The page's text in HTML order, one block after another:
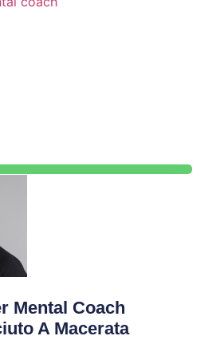
Mental Coach
A Macerata